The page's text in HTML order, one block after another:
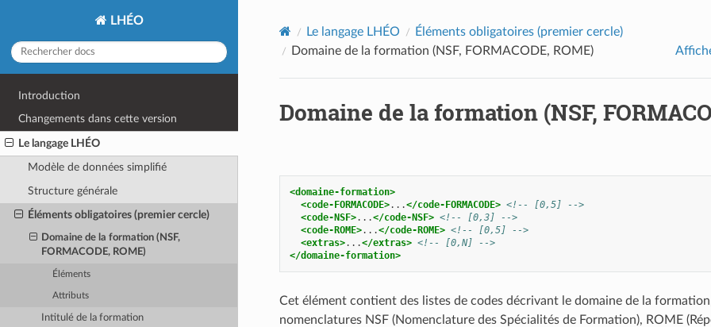
LHÉO
Introduction
Changements dans cette version
Le langage LHÉO
Modèle de données simplifié
Structure générale
Éléments obligatoires (premier cercle)
Domaine de la formation (NSF,
FORMACODE, ROME)
Éléments
Attributs
Intitulé de la formation
Le langage LHÉO
Éléments obligatoires (premier cercle)
Domaine de la formation (NSF, FORMACODE, ROME)
Domaine de la formation (NSF,
<domaine-formation>
<code-FORMACODE>...</code-FORMACODE> <!-- [0,5] -->
<code-NSF>...</code-NSF> <!-- [0,3] -->
<code-ROME>...</code-ROME> <!-- [0,5] -->
<extras>...</extras> <!-- [0,N] -->
</domaine-formation>
Cet élément contient des listes de codes décrivant le domaine de la
nomenclatures NSF (Nomenclature des Spécialités de Formation), ROME